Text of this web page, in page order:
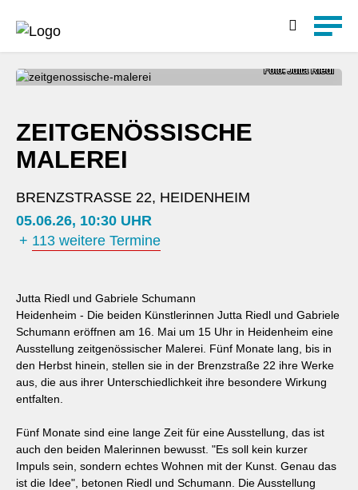
Foto: Jutta Riedl
ZEITGENÖSSISCHE
MALEREI
BRENZSTRASSE 22, HEIDENHEIM
05.06.26, 10:30 UHR
+ 113 weitere Termine
Jutta Riedl und Gabriele Schumann
Heidenheim - Die beiden Künstlerinnen Jutta Riedl und Gabriele
Schumann eröffnen am 16. Mai um 15 Uhr in Heidenheim eine
Ausstellung zeitgenössischer Malerei. Fünf Monate lang, bis in
den Herbst hinein, stellen sie in der Brenzstraße 22 ihre Werke
aus, die aus ihrer Unterschiedlichkeit ihre besondere Wirkung
entfalten.
Fünf Monate sind eine lange Zeit für eine Ausstellung, das ist
auch den beiden Malerinnen bewusst. "Es soll kein kurzer
Impuls sein, sondern echtes Wohnen mit der Kunst. Genau das
ist die Idee", betonen Riedl und Schumann. Die Ausstellung